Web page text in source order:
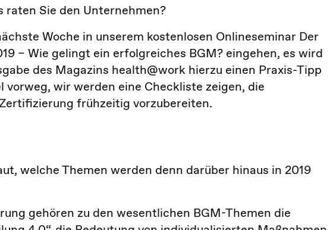
raten Sie den Unternehmen?
Woche in unserem kostenlosen Onlineseminar Der
– Wie gelingt ein erfolgreiches BGM? eingehen, es wird
des Magazins health@work hierzu einen Praxis-Tipp
vorweg, wir werden eine Checkliste zeigen, die
frühzeitig vorzubereiten.
welche Themen werden denn darüber hinaus in 2019
gehören zu den wesentlichen BGM-Themen die